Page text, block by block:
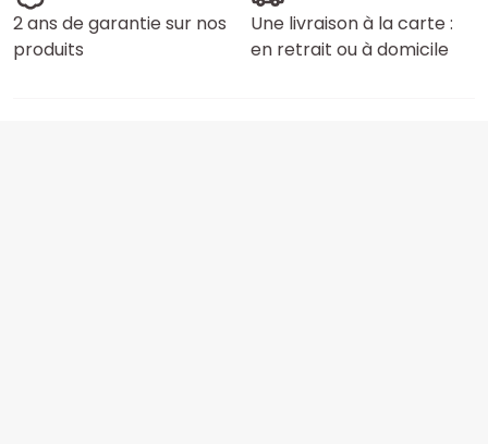
2 ans de garantie sur nos
produits
Une livraison à la carte :
en retrait ou à domicile